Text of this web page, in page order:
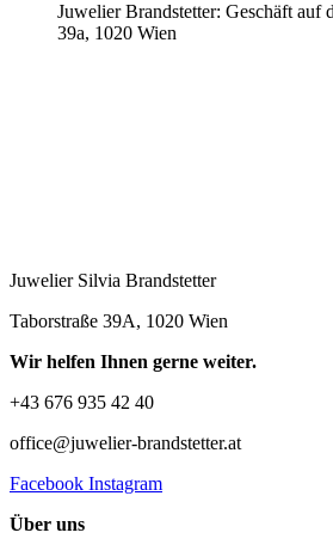
Juwelier Brandstetter: Geschäft auf
39a, 1020 Wien
Juwelier Silvia Brandstetter
Taborstraße 39A, 1020 Wien
Wir helfen Ihnen gerne weiter.
+43 676 935 42 40
office@juwelier-brandstetter.at
Facebook Instagram
Über uns